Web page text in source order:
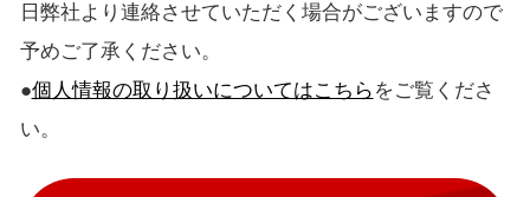
日弊社より連絡させていただく場合がございますので
予めご了承ください。
●個人情報の取り扱いについてはこちら をご覧くださ
い。